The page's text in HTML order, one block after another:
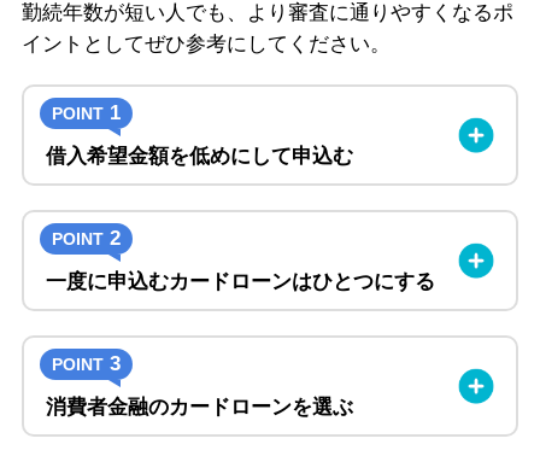
勤続年数が短い人でも、より審査に通りやすくなるポ
イントとしてぜひ参考にしてください。
POINT 1
借入希望金額を低めにして申込む
POINT 2
一度に申込むカードローンはひとつにする
POINT 3
消費者金融のカードローンを選ぶ